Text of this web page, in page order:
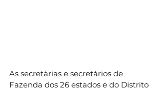
As secretárias e secretários de
Fazenda dos 26 estados e do Distrito